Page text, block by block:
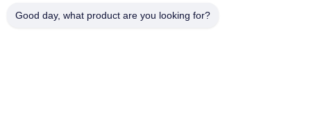
Good day, what product are you looking for?